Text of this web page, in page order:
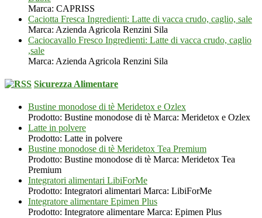
Marca: CAPRISS
Caciotta Fresca Ingredienti: Latte di vacca crudo, caglio, sale
Marca: Azienda Agricola Renzini Sila
Caciocavallo Fresco Ingredienti: Latte di vacca crudo, caglio
,sale
Marca: Azienda Agricola Renzini Sila
Sicurezza Alimentare
Bustine monodose di tè Meridetox e Ozlex
Prodotto: Bustine monodose di tè Marca: Meridetox e Ozlex
Latte in polvere
Prodotto: Latte in polvere
Bustine monodose di tè Meridetox Tea Premium
Prodotto: Bustine monodose di tè Marca: Meridetox Tea
Premium
Integratori alimentari LibiForMe
Prodotto: Integratori alimentari Marca: LibiForMe
Integratore alimentare Epimen Plus
Prodotto: Integratore alimentare Marca: Epimen Plus